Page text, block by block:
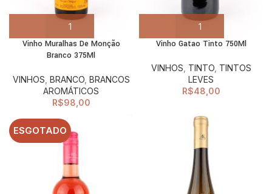
Vinho Muralhas De Monção
Branco 375Ml
VINHOS BRANCO, BRANCOS
AROMÁTICOS
R$98,00
Vinho Gatao Tinto 750Ml
VINHOS TINTO, TINTOS
LEVES
R$48,00
ESGOTADO